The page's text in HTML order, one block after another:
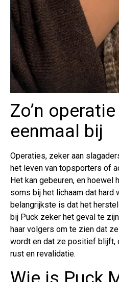
Zo’n
eenmaal bij
Operaties, zeker aan
het leven van topsporters of
Het kan gebeuren, en hoewel
soms bij het lichaam dat hard
belangrijkste is dat het
bij Puck zeker het geval te
haar volgers om te zien dat
wordt en dat ze positief blijft,
rust en revalidatie.